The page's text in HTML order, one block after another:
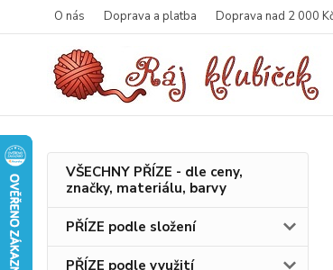
O nás Doprava a platba Doprava nad 2 000
VŠECHNY PŘÍZE - dle ceny,
značky, materiálu, barvy
PŘÍZE podle složení
PŘÍZE podle využití